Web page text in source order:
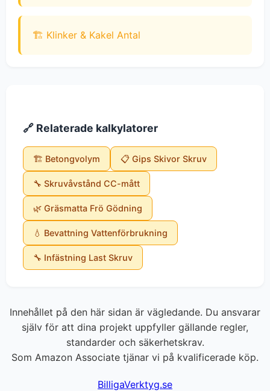
🏗️ Klinker & Kakel Antal
🔗 Relaterade kalkylatorer
🏗️ Betongvolym 📋 Gips Skivor Skruv
🔧 Skruvåvstånd CC-mått
🌿 Gräsmatta Frö Gödning
💧 Bevattning Vattenförbrukning
🔧 Infästning Last Skruv
Innehållet på den här sidan är vägledande. Du ansvarar
själv för att dina projekt uppfyller gällande regler,
standarder och säkerhetskrav.
Som Amazon Associate tjänar vi på kvalificerade köp.
BilligaVerktyg.se